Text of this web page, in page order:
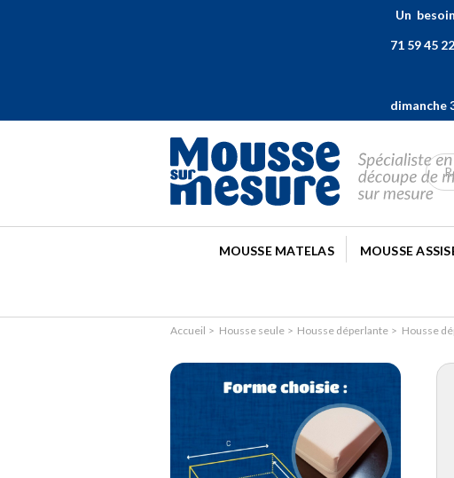
Un
71 59 45
dimanche
MOUSSE MATELAS MOUSSE
Accueil Housse seule Housse déperlante Housse